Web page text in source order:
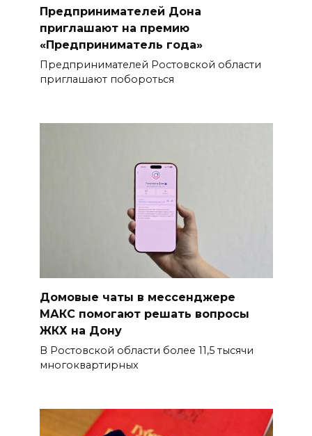
Предпринимателей Дона
приглашают на премию
«Предприниматель года»
Предпринимателей Ростовской области
приглашают побороться
Домовые чаты в мессенджере
МАКС помогают решать вопросы
ЖКХ на Дону
В Ростовской области более 11,5 тысячи
многоквартирных